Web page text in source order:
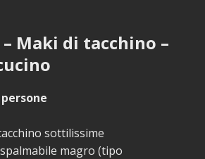
Maki di tacchino –
sottilissime
magro (tipo